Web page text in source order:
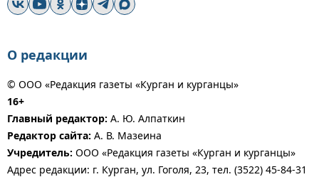
О редакции
© ООО «Редакция газеты «Курган и курганцы»
16+
Главный редактор: А. Ю. Алпаткин
Редактор сайта: А. В. Мазеина
Учредитель: ООО «Редакция газеты «Курган и курганцы»
Адрес редакции: г. Курган, ул. Гоголя, 23, тел. (3522) 45-84-31